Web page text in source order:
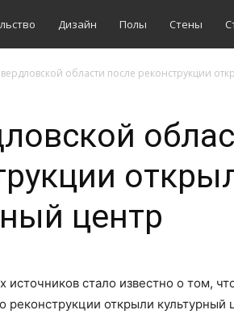
Дизайн Полы Стены
области после реконструкции
центр
стало известно о том,
реконструкции открыли культурный